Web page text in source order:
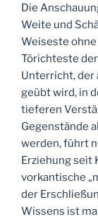
Die
Weite und
Weiseste
Törichteste der
Unterricht, der
geübt wird, in
tieferen
Gegenstände
werden, führt
Erziehung seit
vorkantische
der
Wissens ist